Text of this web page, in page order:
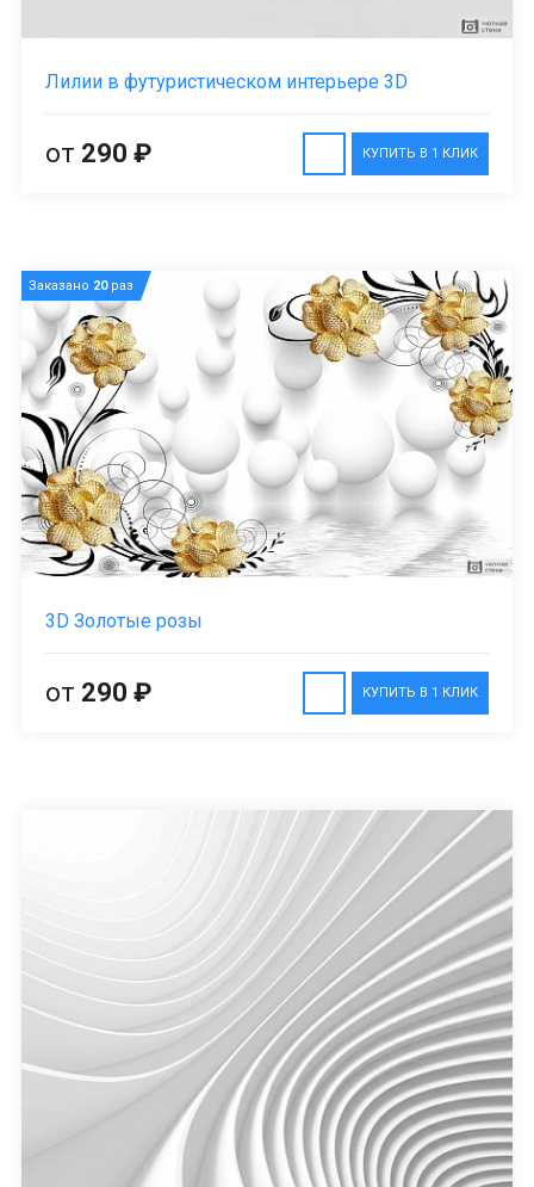
Лилии в футуристическом интерьере 3D
КУПИТЬ В 1 КЛИК
от 290 ₽
Заказано 20раз
3D Золотые розы
КУПИТЬ В 1 КЛИК
от 290 ₽